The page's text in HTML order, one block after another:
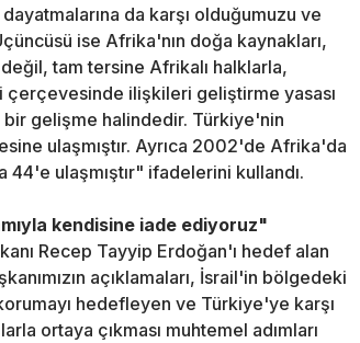
da karşı olduğumuzu ve
ise Afrika'nın doğa kaynakları,
tam tersine Afrikalı halklarla,
çerçevesinde ilişkileri geliştirme yasası
gelişme halindedir. Türkiye'nin
ulaşmıştır. Ayrıca 2002'de Afrika'da
44'e ulaşmıştır" ifadelerini kullandı.
kendisine iade ediyoruz"
Recep Tayyip Erdoğan'ı hedef alan
açıklamaları, İsrail'in bölgedeki
hedefleyen ve Türkiye'ye karşı
ortaya çıkması muhtemel adımları